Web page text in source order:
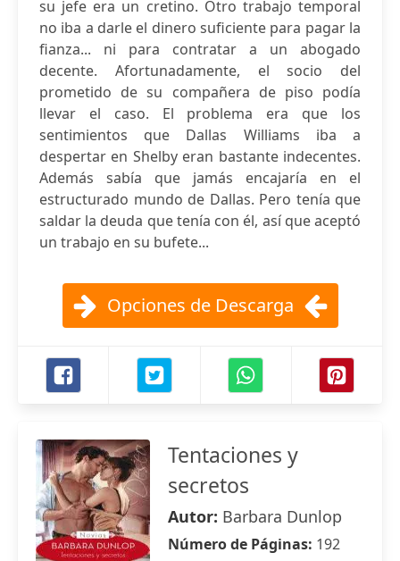
su jefe era un cretino. Otro trabajo temporal
no iba a darle el dinero suficiente para pagar la
fianza... ni para contratar a un abogado
decente. Afortunadamente, el socio del
prometido de su compañera de piso podía
llevar el caso. El problema era que los
sentimientos que Dallas Williams iba a
despertar en Shelby eran bastante indecentes.
Además sabía que jamás encajaría en el
estructurado mundo de Dallas. Pero tenía que
saldar la deuda que tenía con él, así que aceptó
un trabajo en su bufete...
Opciones de Descarga
Tentaciones y
secretos
Autor: Barbara Dunlop
Número de Páginas: 192